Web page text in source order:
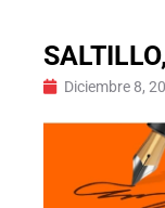
Diciembre 8,